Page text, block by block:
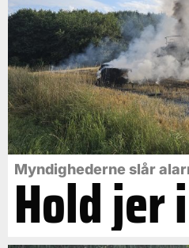
Myndighederne slår
Hold jer